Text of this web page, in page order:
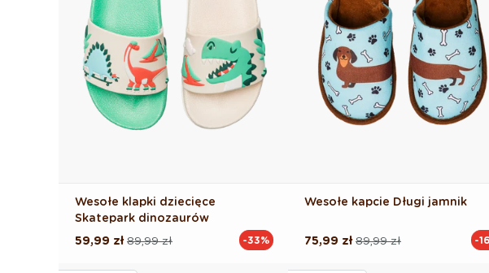
Wesołe klapki dziecięce
Skatepark dinozaurów
Cena
89,99 zł
Cena
59,99 zł -33%
Wesołe kapcie Długi jamnik
Cena
89,99 zł
Cena
75,99 zł -